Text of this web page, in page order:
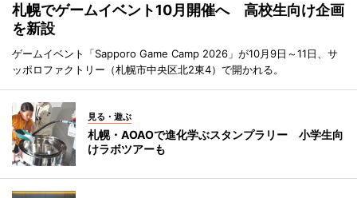
札幌でゲームイベント10月開催へ 高校生向け企画
を新設
ゲームイベント「Sapporo Game Camp 2026」が10月9日～11日、サ
ッポロファクトリー（札幌市中央区北2東4）で開かれる。
見る・遊ぶ
札幌・AOAOで進化学ぶスタンプラリー 小学生向
けラボツアーも